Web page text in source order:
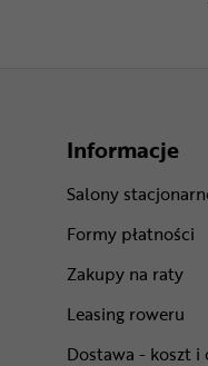
Informacje
Salony
Formy płatności
Zakupy na raty
Leasing roweru
Dostawa - koszt i